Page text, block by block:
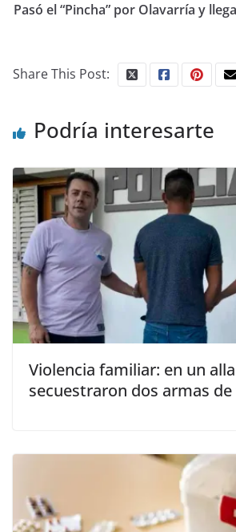
Pasó el “Pincha” por Olavarría y
Share This Post:
Podría interesarte
Violencia familiar: en un
secuestraron dos armas de